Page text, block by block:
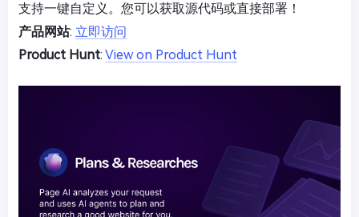
支持一键自定义。您可以获取源代码或直接部署！
产品网站: 立即访问
Product Hunt: View on Product Hunt